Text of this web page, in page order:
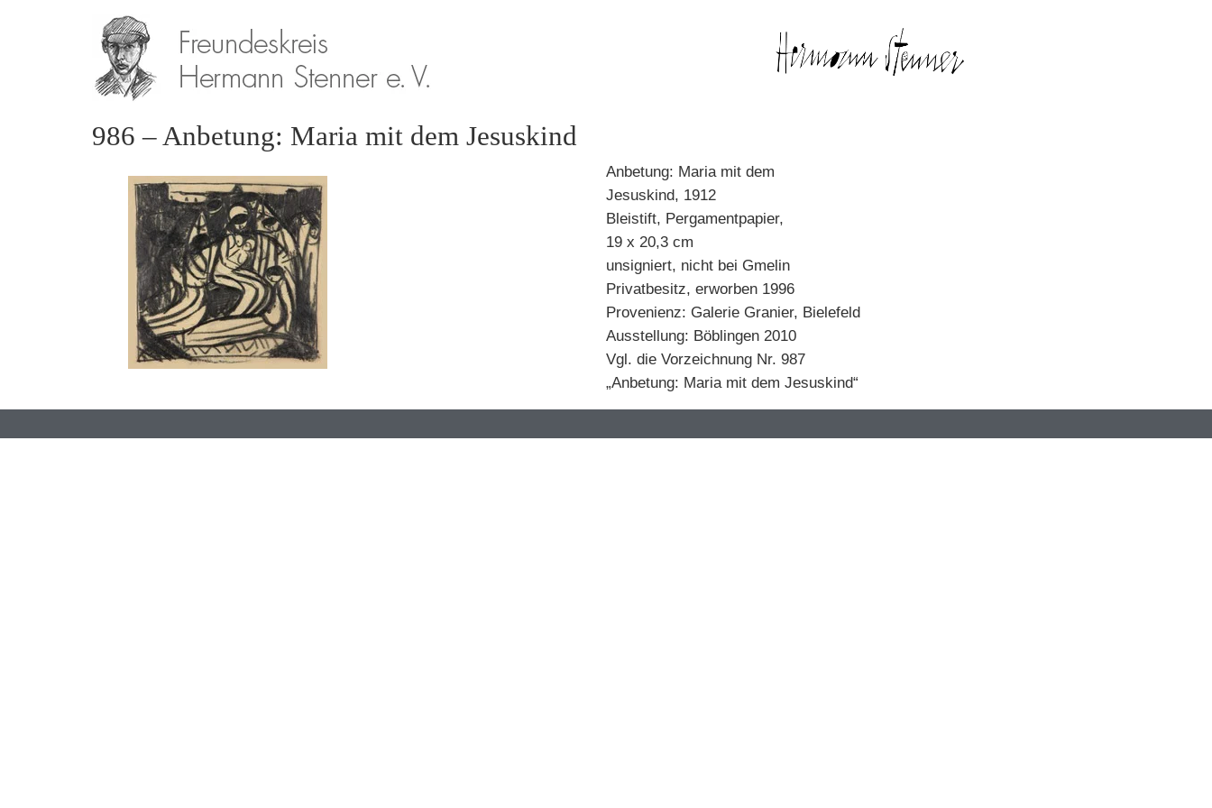
986 – Anbetung: Maria mit dem Jesuskind
Anbetung: Maria mit dem
Jesuskind, 1912
Bleistift, Pergamentpapier,
19 x 20,3 cm
unsigniert, nicht bei Gmelin
Privatbesitz, erworben 1996
Provenienz: Galerie Granier, Bielefeld
Ausstellung: Böblingen 2010
Vgl. die Vorzeichnung Nr. 987
„Anbetung: Maria mit dem Jesuskind“